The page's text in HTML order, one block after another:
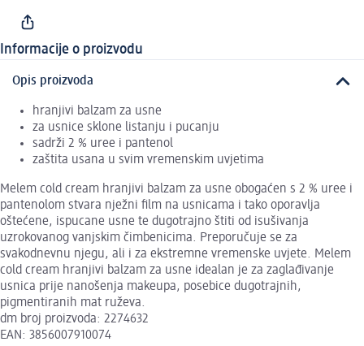
Informacije o proizvodu
Opis proizvoda
hranjivi balzam za usne
za usnice sklone listanju i pucanju
sadrži 2 % uree i pantenol
zaštita usana u svim vremenskim uvjetima
Melem cold cream hranjivi balzam za usne obogaćen s 2 % uree i
pantenolom stvara nježni film na usnicama i tako oporavlja
oštećene, ispucane usne te dugotrajno štiti od isušivanja
uzrokovanog vanjskim čimbenicima. Preporučuje se za
svakodnevnu njegu, ali i za ekstremne vremenske uvjete. Melem
cold cream hranjivi balzam za usne idealan je za zaglađivanje
usnica prije nanošenja makeupa, posebice dugotrajnih,
pigmentiranih mat ruževa.
dm broj proizvoda: 2274632
EAN: 3856007910074